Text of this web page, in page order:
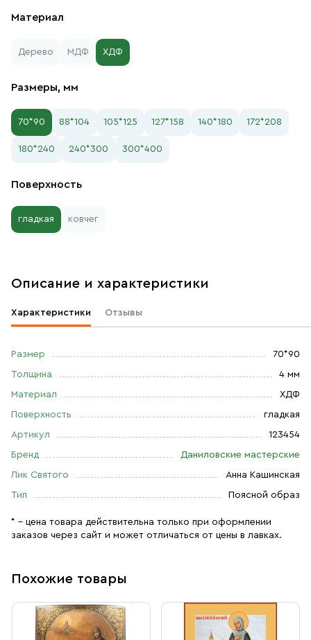
Материал
Дерево МДФ ХДФ
Размеры, мм
70*90 88*104 105*125 127*158 140*180 172*208
180*240 240*300 300*400
Поверхность
гладкая ковчег
Описание и характеристики
Характеристики Отзывы
Размер 70*90
Толщина 4 мм
Материал ХДФ
Поверхность гладкая
Артикул 123454
Бренд Даниловские мастерские
Лик Святого Анна Кашинская
Тип Поясной образ
* – цена товара действительна только при оформлении
заказов через сайт и может отличаться от цены в лавках.
Похожие товары